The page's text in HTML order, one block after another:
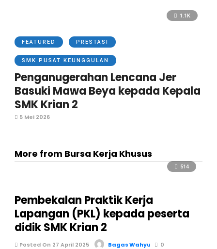
1.1K
FEATURED PRESTASI
SMK PUSAT KEUNGGULAN
Penganugerahan Lencana Jer
Basuki Mawa Beya kepada Kepala
SMK Krian 2
5 Mei 2026
More from Bursa Kerja Khusus
514
Pembekalan Praktik Kerja
Lapangan (PKL) kepada peserta
didik SMK Krian 2
Posted On 27 April 2025 Bagas Wahyu 0